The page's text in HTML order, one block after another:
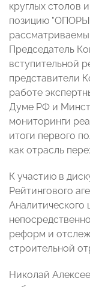
круглых столов
позицию
Председатель
вступительной
представители
работе
Думе РФ и
мониторинги
итоги первого
как отрасль
К участию в
Рейтингового
реформ и
строительной
Николай